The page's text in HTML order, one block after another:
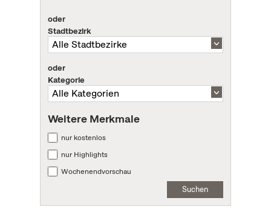
oder
Stadtbezirk
oder
Kategorie
Weitere Merkmale
nur kostenlos
nur Highlights
Wochenendvorschau
Suchen